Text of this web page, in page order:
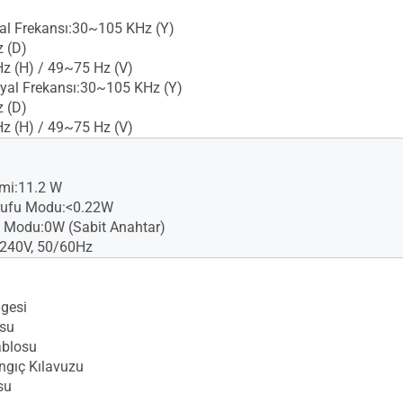
Frekansı:30~105 KHz (Y)
(D)
(H) / 49~75 Hz (V)
Frekansı:30~105 KHz (Y)
(D)
(H) / 49~75 Hz (V)
W
Modu:<0.22W
Modu:0W (Sabit Anahtar)
50/60Hz
Kılavuzu